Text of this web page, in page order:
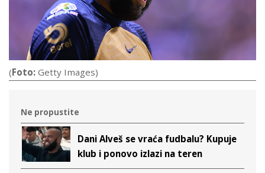
(Foto: Getty Images)
Ne propustite
Dani Alveš se vraća fudbalu? Kupuje
klub i ponovo izlazi na teren